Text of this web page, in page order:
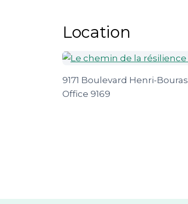
Location
9171 Boulevard Henri-
Office 9169